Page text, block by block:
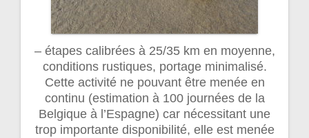
– étapes calibrées à 25/35 km en moyenne,
conditions rustiques, portage minimalisé.
Cette activité ne pouvant être menée en
continu (estimation à 100 journées de la
Belgique à l’Espagne) car nécessitant une
trop importante disponibilité, elle est menée